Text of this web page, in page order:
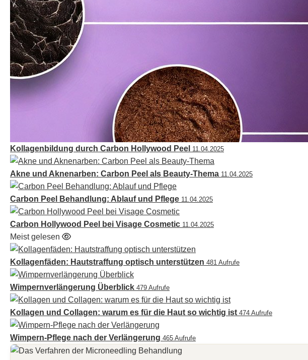
Kollagenbildung durch Carbon Hollywood Peel 11.04.2025
Akne und Aknenarben: Carbon Peel als Beauty-Thema 11.04.2025
Carbon Peel Behandlung: Ablauf und Pflege 11.04.2025
Carbon Hollywood Peel bei Visage Cosmetic 11.04.2025
Meist gelesen
Kollagenfäden: Hautstraffung optisch unterstützen 481 Aufrufe
Wimpernverlängerung Überblick 479 Aufrufe
Kollagen und Collagen: warum es für die Haut so wichtig ist 474 Aufrufe
Wimpern-Pflege nach der Verlängerung 465 Aufrufe